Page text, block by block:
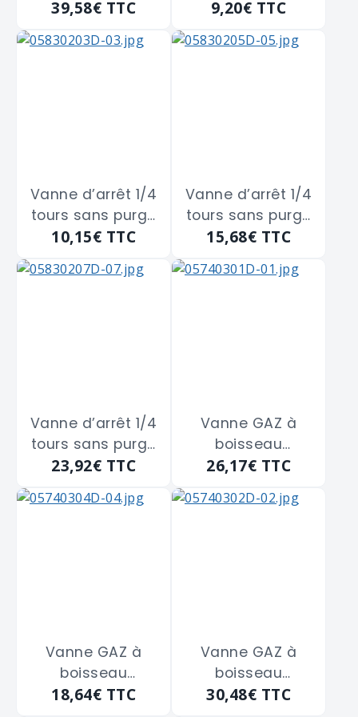
en laiton Mâle
boisseau
39,58€ TTC
en laiton Mâle
sphérique
9,20€ TTC
Vanne d’arrêt 1/4
tours sans purge
en laiton Mâle
sphérique
10,15€ TTC
Vanne d’arrêt 1/4
tours sans purge
en laiton Mâle
sphérique
15,68€ TTC
Vanne d’arrêt 1/4
tours sans purge
en laiton Mâle
sphérique
23,92€ TTC
Vanne GAZ à
boisseau
sphérique sans
Femelle
26,17€ TTC
Vanne GAZ à
boisseau
sphérique sans
18,64€ TTC
Vanne GAZ à
boisseau
sphérique sans
30,48€ TTC